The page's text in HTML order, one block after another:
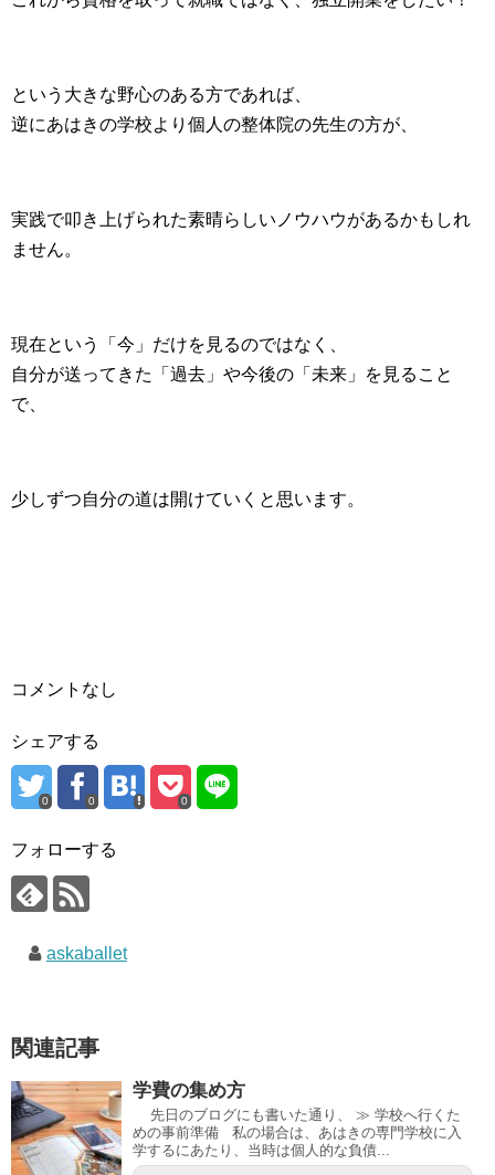
という大きな野心のある方であれば、
逆にあはきの学校より個人の整体院の先生の方が、
実践で叩き上げられた素晴らしいノウハウがあるかもしれ
ません。
現在という「今」だけを見るのではなく、
自分が送ってきた「過去」や今後の「未来」を見ること
で、
少しずつ自分の道は開けていくと思います。
コメントなし
シェアする
0 0 0
フォローする
askaballet
関連記事
学費の集め方
先日のブログにも書いた通り、 ≫ 学校へ行くた
めの事前準備 私の場合は、あはきの専門学校に入
学するにあたり、当時は個人的な負債...